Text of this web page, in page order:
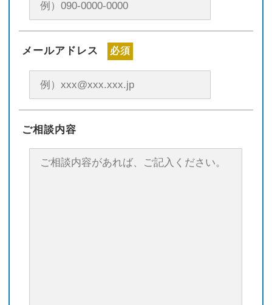
メールアドレス 必須
ご相談内容